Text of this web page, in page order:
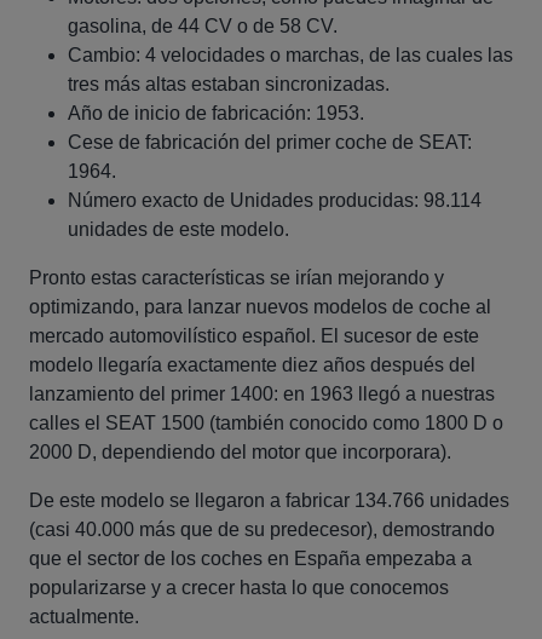
gasolina, de 44 CV o de 58 CV.
Cambio: 4 velocidades o marchas, de las cuales las
tres más altas estaban sincronizadas.
Año de inicio de fabricación: 1953.
Cese de fabricación del primer coche de SEAT:
1964.
Número exacto de Unidades producidas: 98.114
unidades de este modelo.
Pronto estas características se irían mejorando y
optimizando, para lanzar nuevos modelos de coche al
mercado automovilístico español. El sucesor de este
modelo llegaría exactamente diez años después del
lanzamiento del primer 1400: en 1963 llegó a nuestras
calles el SEAT 1500 (también conocido como 1800 D o
2000 D, dependiendo del motor que incorporara).
De este modelo se llegaron a fabricar 134.766 unidades
(casi 40.000 más que de su predecesor), demostrando
que el sector de los coches en España empezaba a
popularizarse y a crecer hasta lo que conocemos
actualmente.